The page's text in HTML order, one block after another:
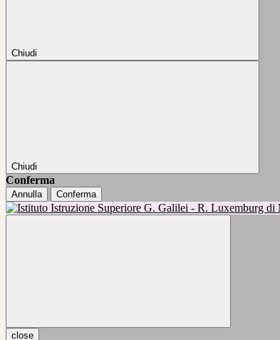
Chiudi
Chiudi
Conferma
Annulla Conferma
close